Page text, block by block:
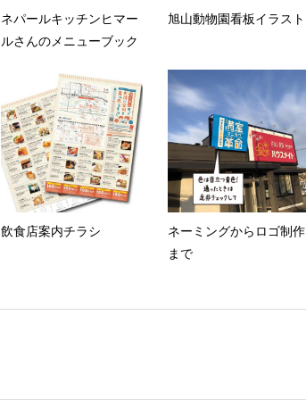
ネパールキッチンヒマー
ルさんのメニューブック
旭山動物園看板イラスト
飲食店案内チラシ
ネーミングからロゴ制作
まで